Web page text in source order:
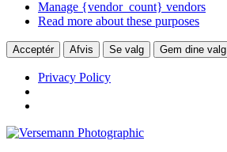
Manage {vendor_count} vendors
Read more about these purposes
Acceptér Afvis Se valg Gem dine valg
Privacy Policy